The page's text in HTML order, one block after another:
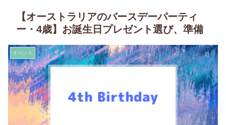
【オーストラリアのバースデーパーティ
ー・4歳】お誕生日プレゼント選び、準備
イベント